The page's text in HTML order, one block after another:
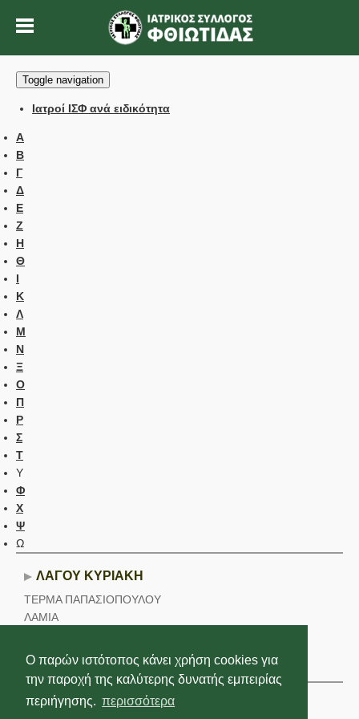
Ο παρών ιστότοπος κάνει χρήση cookies για
την παροχή της καλύτερης δυνατής εμπειρίας
περιήγησης. περισσότερα
Toggle navigation
Ιατροί ΙΣΦ ανά ειδικότητα
Α
Β
Γ
Δ
Ε
Ζ
Η
Θ
Ι
Κ
Λ
Μ
Ν
Ξ
Ο
Π
Ρ
Σ
Τ
Υ
Φ
Χ
Ψ
Ω
ΛΑΓΟΥ ΚΥΡΙΑΚΗ
ΤΕΡΜΑ ΠΑΠΑΣΙΟΠΟΥΛΟΥ
ΛΑΜΙΑ
Βρίσκεται σε:Ακτινοδιαγνωστικής